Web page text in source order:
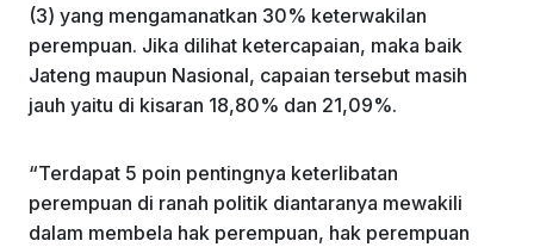
(3) yang mengamanatkan 30% keterwakilan
perempuan. Jika dilihat ketercapaian, maka baik
Jateng maupun Nasional, capaian tersebut masih
jauh yaitu di kisaran 18,80% dan 21,09%.
“Terdapat 5 poin pentingnya keterlibatan
perempuan di ranah politik diantaranya mewakili
dalam membela hak perempuan, hak perempuan